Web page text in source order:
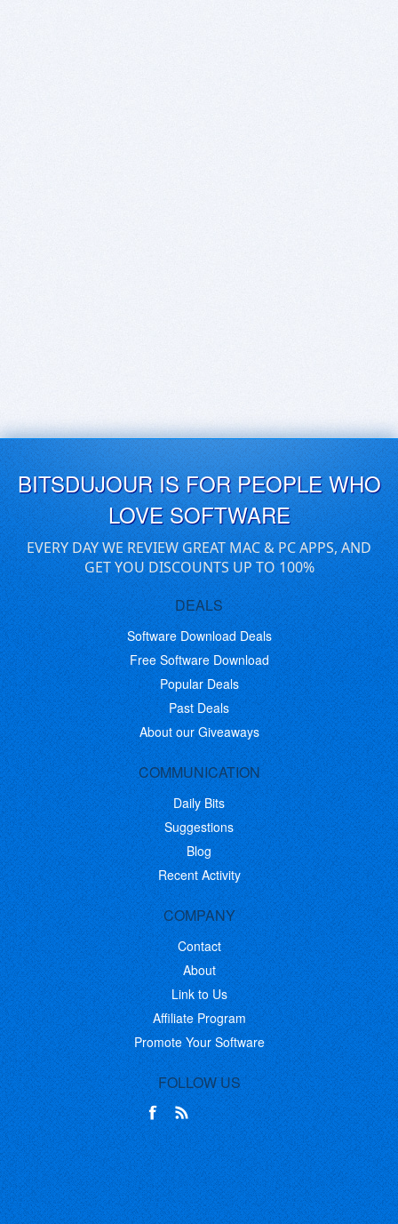
BITSDUJOUR IS FOR PEOPLE WHO
LOVE SOFTWARE
EVERY DAY WE REVIEW GREAT MAC & PC APPS, AND
GET YOU DISCOUNTS UP TO 100%
DEALS
Software Download Deals
Free Software Download
Popular Deals
Past Deals
About our Giveaways
COMMUNICATION
Daily Bits
Suggestions
Blog
Recent Activity
COMPANY
Contact
About
Link to Us
Affiliate Program
Promote Your Software
FOLLOW US